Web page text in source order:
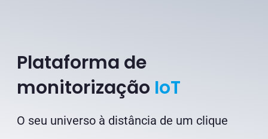
Plataforma de
monitorização IoT
O seu universo à distância de um clique